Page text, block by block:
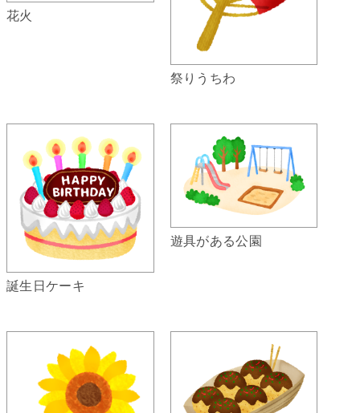
花火
祭りうちわ
誕生日ケーキ
遊具がある公園